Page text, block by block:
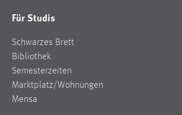
Für Studis
Schwarzes Brett
Bibliothek
Semesterzeiten
Marktplatz/Wohnungen
Mensa
externen Medien Cookies gesetzt.
YouTube
Vimeo